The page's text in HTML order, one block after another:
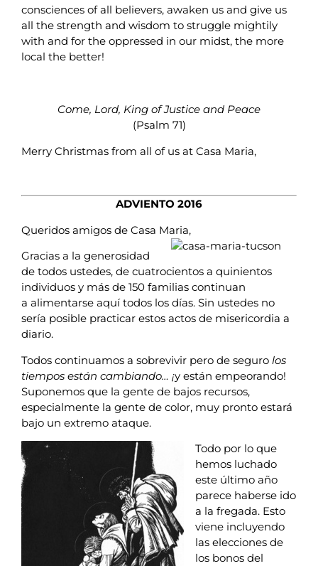
consciences of all believers, awaken us and give us
all the strength and wisdom to struggle mightily
with and for the oppressed in our midst, the more
local the better!
Come, Lord, King of Justice and Peace
(Psalm 71)
Merry Christmas from all of us at Casa Maria,
ADVIENTO 2016
Queridos amigos de Casa Maria,
Gracias a la generosidad
de todos ustedes, de cuatrocientos a quinientos
individuos y más de 150 familias continuan
a alimentarse aquí todos los días. Sin ustedes no
sería posible practicar estos actos de misericordia a
diario.
Todos continuamos a sobrevivir pero de seguro los
tiempos están cambiando… ¡y están empeorando!
Suponemos que la gente de bajos recursos,
especialmente la gente de color, muy pronto estará
bajo un extremo ataque.
Todo por lo que
hemos luchado
este último año
parece haberse ido
a la fregada. Esto
viene incluyendo
las elecciones de
los bonos del